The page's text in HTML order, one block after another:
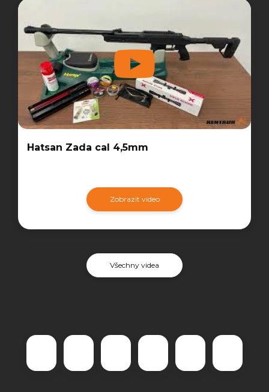
Hatsan Zada cal 4,5mm
Zobrazit video
Všechny videa